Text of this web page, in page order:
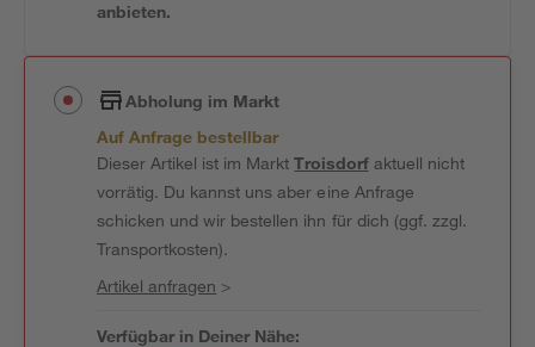
anbieten.
Abholung im Markt
Auf Anfrage bestellbar
Dieser Artikel ist im MarktTroisdorfaktuell nicht
vorrätig. Du kannst uns aber eine Anfrage
schicken und wir bestellen ihn für dich (ggf. zzgl.
Transportkosten).
Artikel anfragen >
Verfügbar in Deiner Nähe: